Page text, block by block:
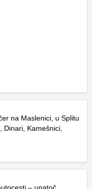
na Maslenici, u Splitu
Dinari, Kamešnici,